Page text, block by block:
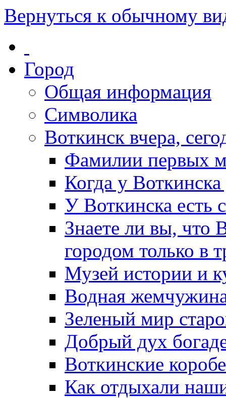
Вернуться к обычному
Город
Общая информация
Символика
Воткинск вчера,
Фамилии первых
Когда у
У Воткинска есть
Знаете ли вы, что
городом только в
Музей истории и
Водная
Зеленый мир
Добрый дух
Воткинские
Как отдыхали